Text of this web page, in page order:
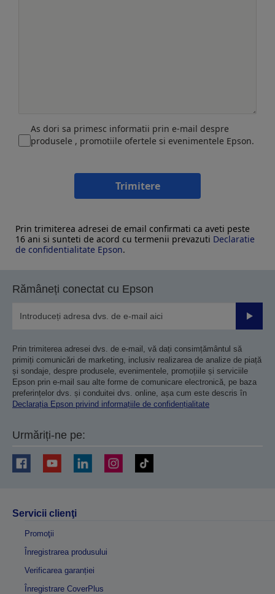
As dori sa primesc informatii prin e-mail despre
produsele , promotiile ofertele si evenimentele Epson.
Trimitere
Prin trimiterea adresei de email confirmati ca aveti peste
16 ani si sunteti de acord cu termenii prevazuti Declaratie
de confidentialitate Epson.
Rămâneți conectat cu Epson
Prin trimiterea adresei dvs. de e-mail, vă dați consimțământul să
primiți comunicări de marketing, inclusiv realizarea de analize de piață
și sondaje, despre produsele, evenimentele, promoțiile și serviciile
Epson prin e-mail sau alte forme de comunicare electronică, pe baza
preferințelor dvs. și conduitei dvs. online, așa cum este descris în
Declarația Epson privind informațiile de confidențialitate
Urmăriți-ne pe:
Servicii clienţi
Promoţii
Înregistrarea produsului
Verificarea garanției
Înregistrare CoverPlus